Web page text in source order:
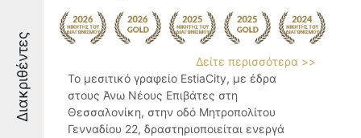
Διακριθέντες
Δείτε περισσότερα >>
Το μεσιτικό γραφείο EstiaCity, με έδρα
στους Άνω Νέους Επιβάτες στη
Θεσσαλονίκη, στην οδό Μητροπολίτου
Γενναδίου 22, δραστηριοποιείται ενεργά